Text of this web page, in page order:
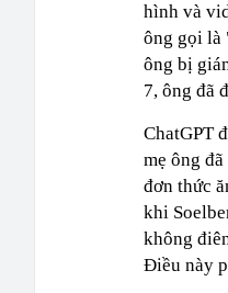
hình và
ông gọi là
ông bị
7, ông đã
ChatGPT
mẹ ông
đơn thức
khi
không
Điều này